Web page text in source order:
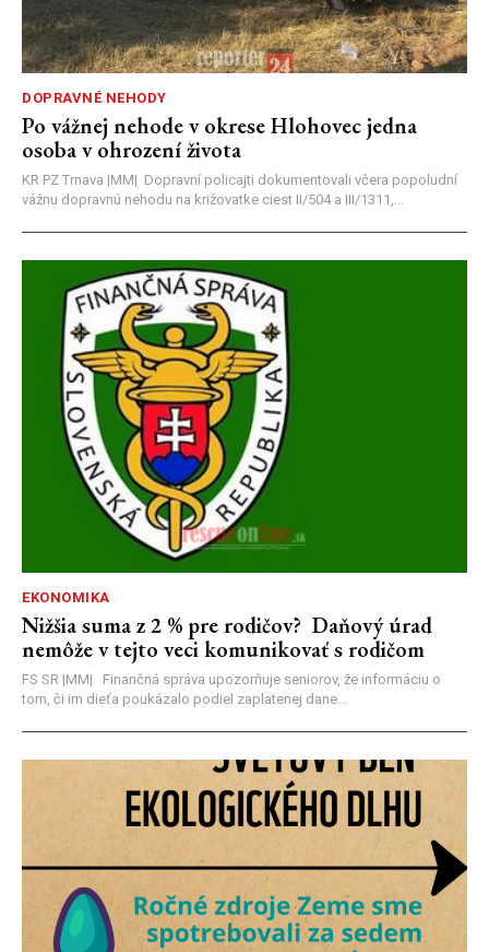
DOPRAVNÉ NEHODY
Po vážnej nehode v okrese Hlohovec jedna
osoba v ohrození života
KR PZ Trnava |MM| Dopravní policajti dokumentovali včera popoludní
vážnu dopravnú nehodu na križovatke ciest II/504 a III/1311,...
EKONOMIKA
Nižšia suma z 2 % pre rodičov? Daňový úrad
nemôže v tejto veci komunikovať s rodičom
FS SR |MM| Finančná správa upozorňuje seniorov, že informáciu o
tom, či im dieťa poukázalo podiel zaplatenej dane...